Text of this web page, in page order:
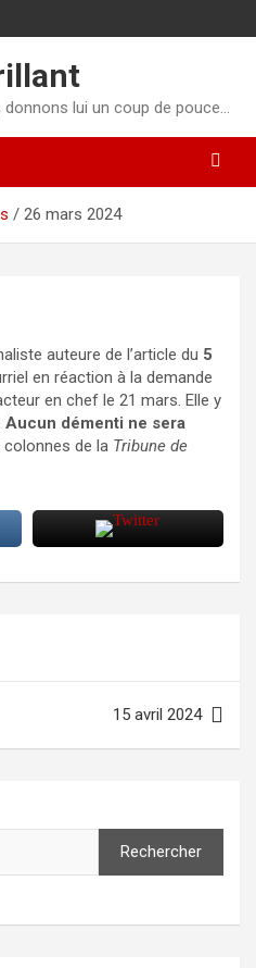
lui un coup de pouce…
26 mars 2024
auteure de l’article du 5
en réaction à la demande
en chef le 21 mars. Elle y
Aucun démenti ne sera
colonnes de la Tribune de
15 avril 2024
Rechercher